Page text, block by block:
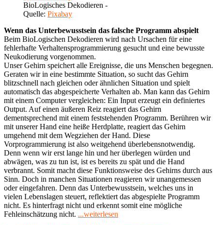
BioLogisches Dekodieren -
Quelle: Pixabay
Wenn das Unterbewusstsein das falsche Programm abspielt
Beim BioLogischen Dekodieren wird nach Ursachen für eine
fehlerhafte Verhaltensprogrammierung gesucht und eine bewusste
Neukodierung vorgenommen.
Unser Gehirn speichert alle Ereignisse, die uns Menschen begegnen.
Geraten wir in eine bestimmte Situation, so sucht das Gehirn
blitzschnell nach gleichen oder ähnlichen Situation und spielt
automatisch das abgespeicherte Verhalten ab. Man kann das Gehirn
mit einem Computer vergleichen: Ein Input erzeugt ein definiertes
Output. Auf einen äußeren Reiz reagiert das Gehirn
dementsprechend mit einem feststehenden Programm. Berühren wir
mit unserer Hand eine heiße Herdplatte, reagiert das Gehirn
umgehend mit dem Wegziehen der Hand. Diese
Vorprogrammierung ist also weitgehend überlebensnotwendig.
Denn wenn wir erst lange hin und her überlegen würden und
abwägen, was zu tun ist, ist es bereits zu spät und die Hand
verbrannt. Somit macht diese Funktionsweise des Gehirns durch aus
Sinn. Doch in manchen Situationen reagieren wir unangemessen
oder eingefahren. Denn das Unterbewusstsein, welches uns in
vielen Lebenslagen steuert, reflektiert das abgespielte Programm
nicht. Es hinterfragt nicht und erkennt somit eine mögliche
Fehleinschätzung nicht. ...weiterlesen